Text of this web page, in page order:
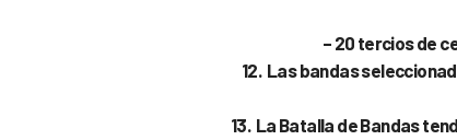
– 20 tercios de
12. Las bandas
13. La Batalla de Bandas